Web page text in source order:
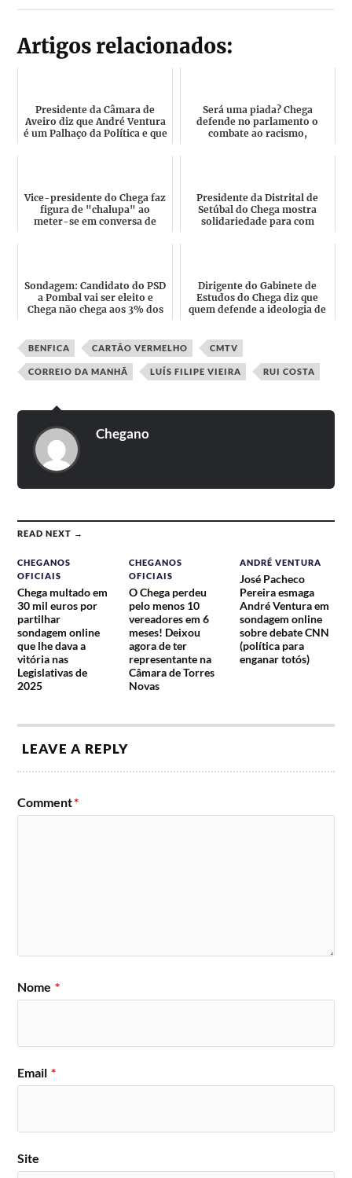
Artigos relacionados:
Presidente da Câmara de
Aveiro diz que André Ventura
é um Palhaço da Política e que
Será uma piada? Chega
defende no parlamento o
combate ao racismo,
Vice-presidente do Chega faz
figura de "chalupa" ao
meter-se em conversa de
Presidente da Distrital de
Setúbal do Chega mostra
solidariedade para com
Sondagem: Candidato do PSD
a Pombal vai ser eleito e
Chega não chega aos 3% dos
Dirigente do Gabinete de
Estudos do Chega diz que
quem defende a ideologia de
BENFICA CARTÃO VERMELHO CMTV
CORREIO DA MANHÃ LUÍS FILIPE VIEIRA RUI COSTA
Chegano
READ NEXT →
CHEGANOS
OFICIAIS
Chega multado em
30 mil euros por
partilhar
sondagem online
que lhe dava a
vitória nas
Legislativas de
2025
CHEGANOS
OFICIAIS
O Chega perdeu
pelo menos 10
vereadores em 6
meses! Deixou
agora de ter
representante na
Câmara de Torres
Novas
ANDRÉ VENTURA
José Pacheco
Pereira esmaga
André Ventura em
sondagem online
sobre debate CNN
(política para
enganar totós)
LEAVE A REPLY
Comment*
Nome *
Email *
Site